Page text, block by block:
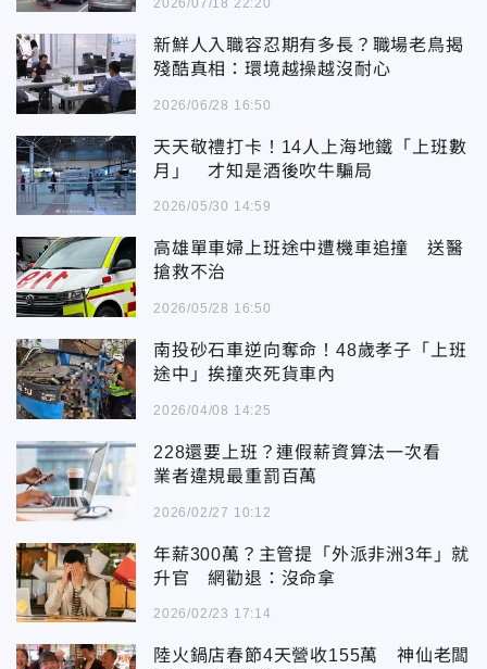
新鮮人入職容忍期有多長？職場老鳥揭
殘酷真相：環境越操越沒耐心
2026/06/28 16:50
天天敬禮打卡！14人上海地鐵「上班數
月」 才知是酒後吹牛騙局
2026/05/30 14:59
高雄單車婦上班途中遭機車追撞 送醫
搶救不治
2026/05/28 16:50
南投砂石車逆向奪命！48歲孝子「上班
途中」挨撞夾死貨車內
2026/04/08 14:25
228還要上班？連假薪資算法一次看
業者違規最重罰百萬
2026/02/27 10:12
年薪300萬？主管提「外派非洲3年」就
升官 網勸退：沒命拿
2026/02/23 17:14
陸火鍋店春節4天營收155萬 神仙老闆